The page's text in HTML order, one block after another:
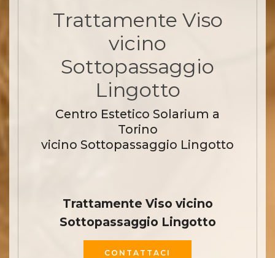
Trattamente Viso
vicino
Sottopassaggio
Lingotto
Centro Estetico Solarium a
Torino
vicino Sottopassaggio Lingotto
Trattamente Viso vicino
Sottopassaggio Lingotto
CONTATTACI